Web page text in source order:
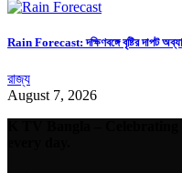
Rain Forecast: দক্ষিণবঙ্গে বৃষ্টির দাপট
রাজ্য
August 7, 2026